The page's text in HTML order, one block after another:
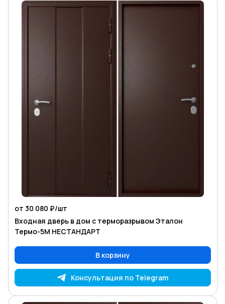
от 30 080 ₽/шт
Входная дверь в дом с терморазрывом Эталон
Термо-5М НЕСТАНДАРТ
В корзину
Консультация по Telegram